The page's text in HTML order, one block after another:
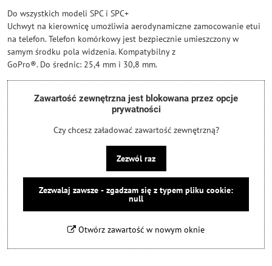
Do wszystkich modeli SPC i SPC+
Uchwyt na kierownicę umożliwia aerodynamiczne zamocowanie etui
na telefon. Telefon komórkowy jest bezpiecznie umieszczony w
samym środku pola widzenia. Kompatybilny z
GoPro®. Do średnic: 25,4 mm i 30,8 mm.
Zawartość zewnętrzna jest blokowana przez opcje
prywatności
Czy chcesz załadować zawartość zewnętrzną?
Zezwól raz
Zezwalaj zawsze - zgadzam się z typem pliku cookie:
null
Otwórz zawartość w nowym oknie